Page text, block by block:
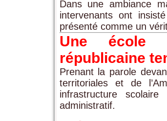
Dans une ambiance
intervenants ont
présenté comme un
Une école
républicaine
Prenant la parole
territoriales et de
infrastructure
administratif.